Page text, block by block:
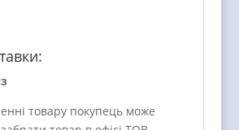
товару покупець може